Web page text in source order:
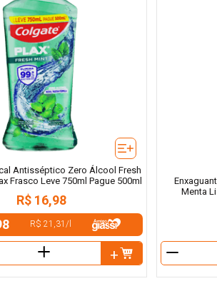
Antisséptico Zero Álcool Fresh
Frasco Leve 750ml Pague 500ml
R$ 16,98
R$ 21,31 /l
＋
Menta